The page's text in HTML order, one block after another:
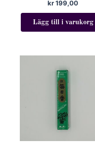
kr199,00
Lägg till i varukorg